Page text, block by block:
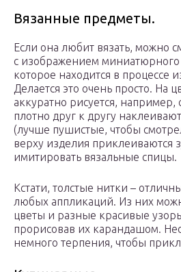
Вязанные предметы.
Если она любит вязать, можно
с изображением миниатюрного
которое находится в процессе
Делается это очень просто. На
аккуратно рисуется, например,
плотно друг к другу
(лучше пушистые, чтобы
верху изделия приклеиваются
имитировать вязальные спицы.
Кстати, толстые нитки –
любых аппликаций. Из них
цветы и разные красивые
прорисовав их карандашом.
немного терпения, чтобы